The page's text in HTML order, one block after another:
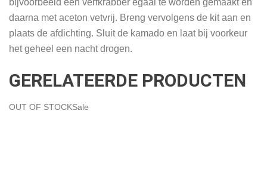
daarna met aceton vetvrij. Breng vervolgens de kit aan en
plaats de afdichting. Sluit de kamado en laat bij voorkeur
het geheel een nacht drogen.
GERELATEERDE PRODUCTEN
OUT OF STOCKSale